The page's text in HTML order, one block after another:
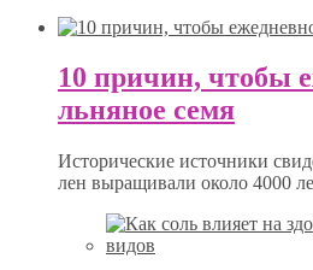
10 причин, чтобы
льняное семя
Исторические источники
лен выращивали около 4000